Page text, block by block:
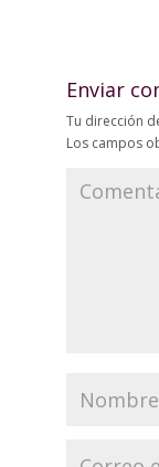
Enviar
Tu dirección
Los campos